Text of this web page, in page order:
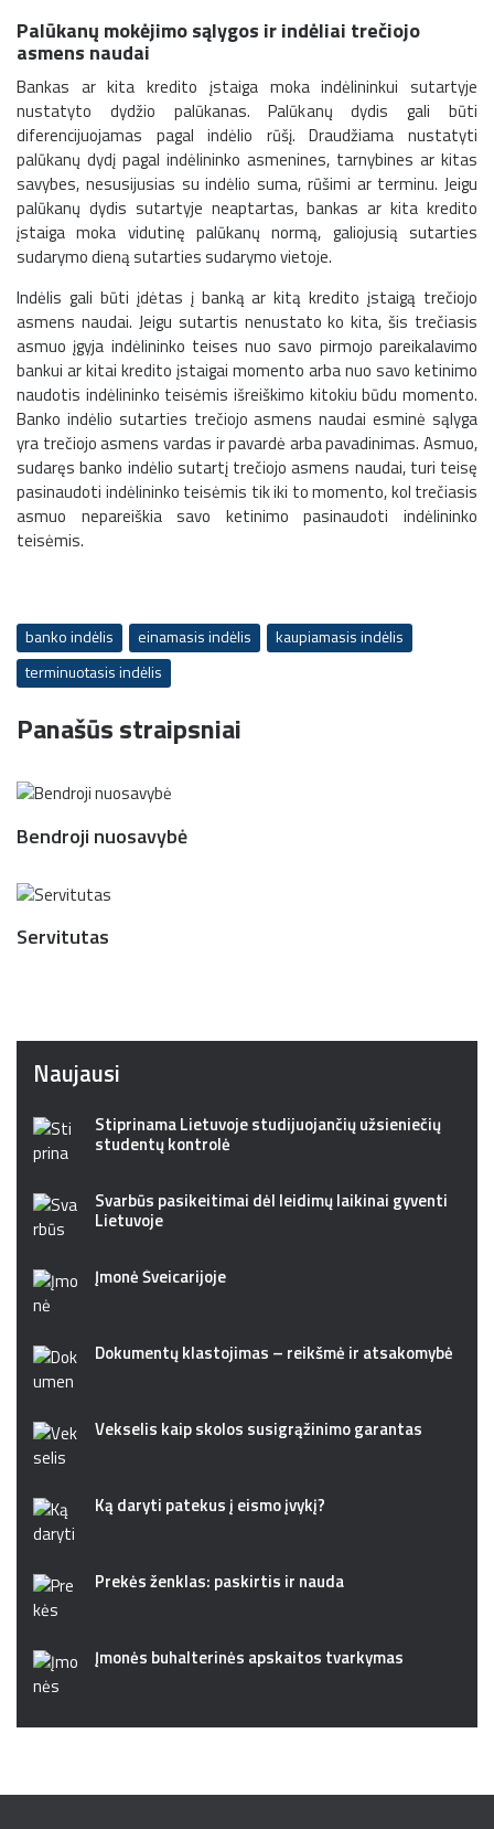
Palūkanų mokėjimo sąlygos ir indėliai trečiojo
asmens naudai
Bankas ar kita kredito įstaiga moka indėlininkui sutartyje
nustatyto dydžio palūkanas. Palūkanų dydis gali būti
diferencijuojamas pagal indėlio rūšį. Draudžiama nustatyti
palūkanų dydį pagal indėlininko asmenines, tarnybines ar kitas
savybes, nesusijusias su indėlio suma, rūšimi ar terminu. Jeigu
palūkanų dydis sutartyje neaptartas, bankas ar kita kredito
įstaiga moka vidutinę palūkanų normą, galiojusią sutarties
sudarymo dieną sutarties sudarymo vietoje.
Indėlis gali būti įdėtas į banką ar kitą kredito įstaigą trečiojo
asmens naudai. Jeigu sutartis nenustato ko kita, šis trečiasis
asmuo įgyja indėlininko teises nuo savo pirmojo pareikalavimo
bankui ar kitai kredito įstaigai momento arba nuo savo ketinimo
naudotis indėlininko teisėmis išreiškimo kitokiu būdu momento.
Banko indėlio sutarties trečiojo asmens naudai esminė sąlyga
yra trečiojo asmens vardas ir pavardė arba pavadinimas. Asmuo,
sudaręs banko indėlio sutartį trečiojo asmens naudai, turi teisę
pasinaudoti indėlininko teisėmis tik iki to momento, kol trečiasis
asmuo nepareiškia savo ketinimo pasinaudoti indėlininko
teisėmis.
banko indėlis einamasis indėlis
kaupiamasis indėlis
terminuotasis indėlis
Panašūs straipsniai
Bendroji nuosavybė
Servitutas
Naujausi
Stiprinama Lietuvoje studijuojančių užsieniečių
studentų kontrolė
Svarbūs pasikeitimai dėl leidimų laikinai gyventi
Lietuvoje
Įmonė Šveicarijoje
Dokumentų klastojimas – reikšmė ir atsakomybė
Vekselis kaip skolos susigrąžinimo garantas
Ką daryti patekus į eismo įvykį?
Prekės ženklas: paskirtis ir nauda
Įmonės buhalterinės apskaitos tvarkymas